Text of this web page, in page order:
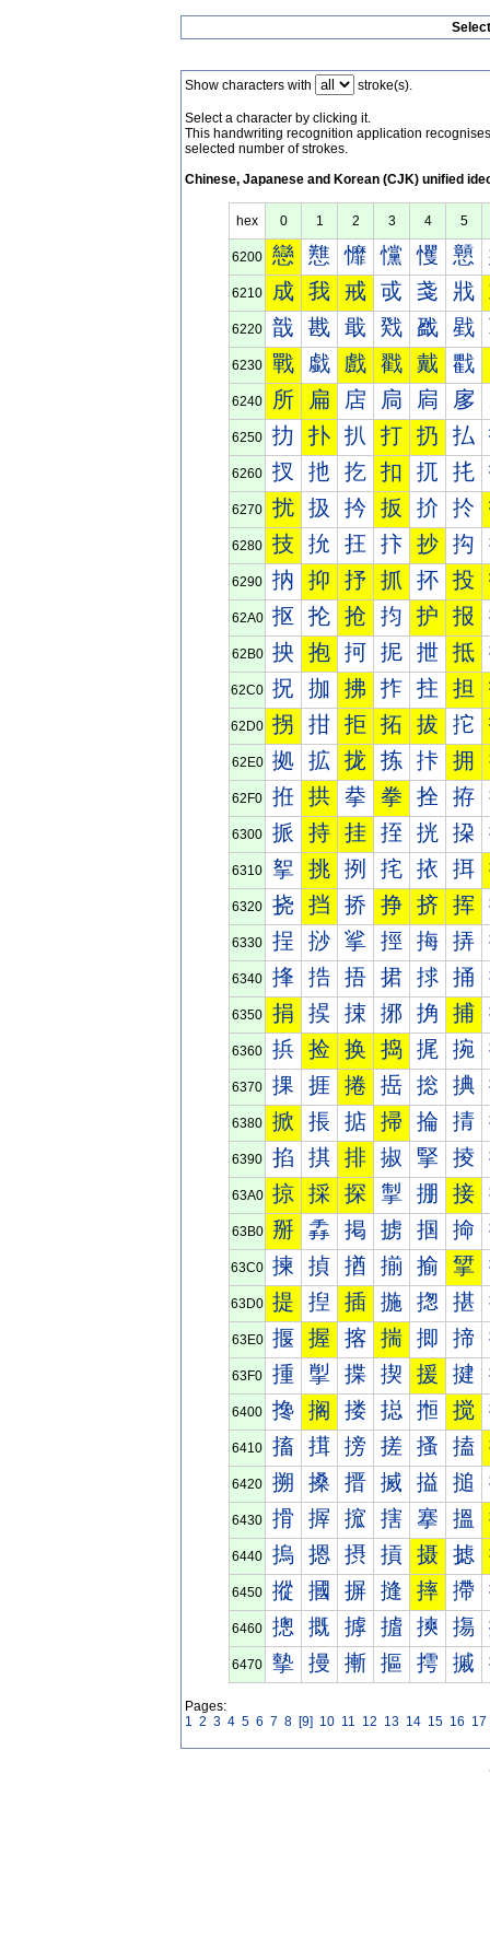
Show characters with stroke(s).
Select a character by clicking it.
This handwriting recognition application
selected number of strokes.
Chinese, Japanese and Korean (CJK) unified
hex 0 1 2 3 4 5
6200 戀 戁 戂 戃 戄 戅
6210 成 我 戒 戓 戔 戕
6220 戠 戡 戢 戣 戤 戥
6230 戰 戱 戲 戳 戴 戵
6240 所 扁 扂 扃 扄 扅
6250 扐 扑 扒 打 扔 払
6260 扠 扡 扢 扣 扤 扥
6270 扰 扱 扲 扳 扴 扵
6280 技 抁 抂 抃 抄 抅
6290 抐 抑 抒 抓 抔 投
62A0 抠 抡 抢 抣 护 报
62B0 抰 抱 抲 抳 抴 抵
62C0 拀 拁 拂 拃 拄 担
62D0 拐 拑 拒 拓 拔 拕
62E0 拠 拡 拢 拣 拤 拥
62F0 拰 拱 拲 拳 拴 拵
6300 挀 持 挂 挃 挄 挅
6310 挐 挑 挒 挓 挔 挕
6320 挠 挡 挢 挣 挤 挥
6330 挰 挱 挲 挳 挴 挵
6340 捀 捁 捂 捃 捄 捅
6350 捐 捑 捒 捓 捔 捕
6360 捠 捡 换 捣 捤 捥
6370 捰 捱 捲 捳 捴 捵
6380 掀 掁 掂 掃 掄 掅
6390 掐 掑 排 掓 掔 掕
63A0 掠 採 探 掣 掤 接
63B0 掰 掱 掲 掳 掴 掵
63C0 揀 揁 揂 揃 揄 揅
63D0 提 揑 插 揓 揔 揕
63E0 揠 握 揢 揣 揤 揥
63F0 揰 揱 揲 揳 援 揵
6400 搀 搁 搂 搃 搄 搅
6410 搐 搑 搒 搓 搔 搕
6420 搠 搡 搢 搣 搤 搥
6430 搰 搱 搲 搳 搴 搵
6440 摀 摁 摂 摃 摄 摅
6450 摐 摑 摒 摓 摔 摕
6460 摠 摡 摢 摣 摤 摥
6470 摰 摱 摲 摳 摴 摵
Pages:
1 2 3 4 5 6 7 8 [9] 10 11 12 13 14 15 16 17